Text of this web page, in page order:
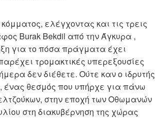
ελέγχοντας και τις τρεις
Burak Bekdil από την Άγκυρα ,
για το πόσα πράγματα έχει
τρομακτικές υπερεξουσίες
δεν διέθετε. Ούτε καν ο ιδρυτής
θεσμός που υπήρχε για πάνω
στην εποχή των Οθωμανών
στη διακυβέρνηση της χώρας